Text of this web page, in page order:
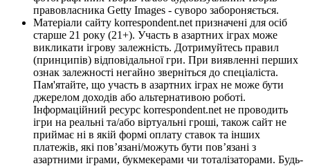
правовласника Getty Images - суворо забороняється.
Матеріали сайту korrespondent.net призначені для осіб
старше 21 року (21+). Участь в азартних іграх може
викликати ігрову залежність. Дотримуйтесь правил
(принципів) відповідальної гри. При виявленні перших
ознак залежності негайно зверніться до спеціаліста.
Пам'ятайте, що участь в азартних іграх не може бути
джерелом доходів або альтернативою роботі.
Інформаційний ресурс korrespondent.net не проводить
ігри на реальні та/або віртуальні гроші, також сайт не
приймає ні в якій формі оплату ставок та інших
платежів, які пов’язані/можуть бути пов’язані з
азартними іграми, букмекерами чи тоталізаторами. Будь-